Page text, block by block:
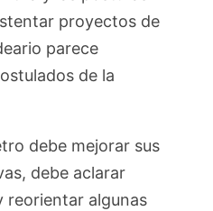
proyectos de
parece
de la
debe mejorar sus
debe aclarar
reorientar algunas